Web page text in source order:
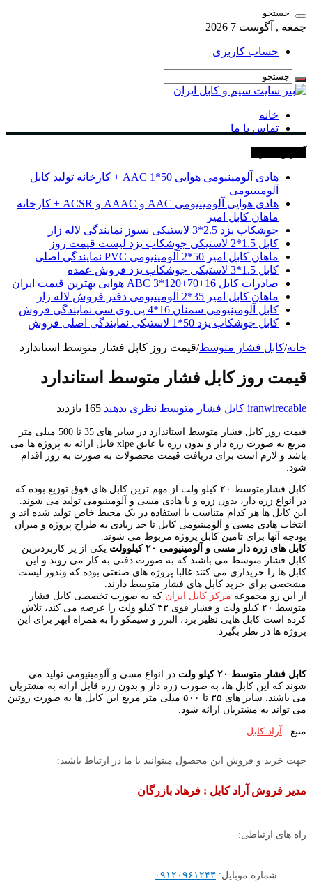
جمعه , آگوست 7 2026
حساب کاربری
خانه
تماس با ما
هادی آلومینیومی هوایی 50*1 AAC + کارخانه تولید کابل
آلومینیومی
هادی هوایی آلومینیومی AAC و AAAC و ACSR + کارخانه
ماهان کابل امیر
جوشکاب یزد 2.5*3 لاستیکی نسوز نمایندگی لاله زار
کابل 1.5*2 لاستیکی جوشکاب یزد لیست قیمت روز
ماهان کابل امیر 50*2 آلومینیومی PVC نمایندگی اصلی
کابل 1.5*3 لاستیکی جوشکاب یزد فروش عمده
صادرات کابل 16+70+120*3 ABC هوایی بهترین قیمت ایران
ماهان کابل امیر 35*2 آلومینیومی دفتر فروش لاله زار
کابل آلومینیومی سمنان 16*4 پی وی سی نمایندگی فروش
کابل جوشکاب یزد 50*1 لاستیکی نمایندگی اصلی فروش
خانه/کابل فشار متوسط/قیمت روز کابل فشار متوسط استاندارد
قیمت روز کابل فشار متوسط استاندارد
iranwirecable کابل فشار متوسط نظری بدهید 165 بازدید
قیمت روز کابل فشار متوسط استاندارد در سایز های 35 تا 500 میلی متر
مربع به صورت زره دار و بدون زره با عایق xlpe قابل ارائه به پروژه ها می
باشد و لازم است برای دریافت قیمت محصولات به صورت به روز اقدام
شود.
کابل فشارمتوسط ۲۰ کیلو ولت از مهم ترین کابل های فوق توزیع بوده که
در انواع زره دار، بدون زره و با هادی مسی و آلومینیومی تولید می شوند.
این کابل ها هر کدام متناسب با استفاده در یک محیط خاص تولید شده اند و
انتخاب هادی مسی و آلومینیومی کابل تا حد زیادی به طراح پروژه و میزان
بودجه آنها برای تامین کابل پروژه مربوط می شوند.
کابل های زره دار مسی و آلومینیومی ۲۰ کیلوولت
یکی از پر کاربردترین
کابل فشار متوسط می باشند که به صورت دفنی به کار می روند و این
کابل ها را خریداری می کنند غالبا پروژه های صنعتی بوده که وندور لیست
مشخصی برای خرید کابل های فشار متوسط دارند.
از این رو مجموعه مرکز کابل ایران که به صورت تخصصی کابل فشار
متوسط ۲۰ کیلو ولت و فشار قوی ۳۳ کیلو ولت را عرضه می کند، تلاش
کرده است کابل هایی نظیر یزد، البرز و سیمکو را به همراه ابهر برای این
پروژه ها در نظر بگیرد.
کابل فشار متوسط ۲۰ کیلو ولت
در انواع مسی و آلومینیومی تولید می
شوند که این کابل ها، به صورت زره دار و بدون زره قابل ارائه به مشتریان
می باشند. سایز های ۳۵ تا ۵۰۰ میلی متر مربع این کابل ها به صورت روتین
می تواند به مشتریان ارائه شود.
منبع : آراد کابل
جهت خرید و فروش این محصول میتوانید با ما در ارتباط باشید:
مدیر فروش آراد کابل : فرهاد بازرگان
راه های ارتباطی:
شماره موبایل: ۰۹۱۲۰۹۶۱۲۴۳